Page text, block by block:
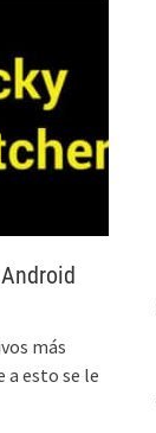
más
a esto se le